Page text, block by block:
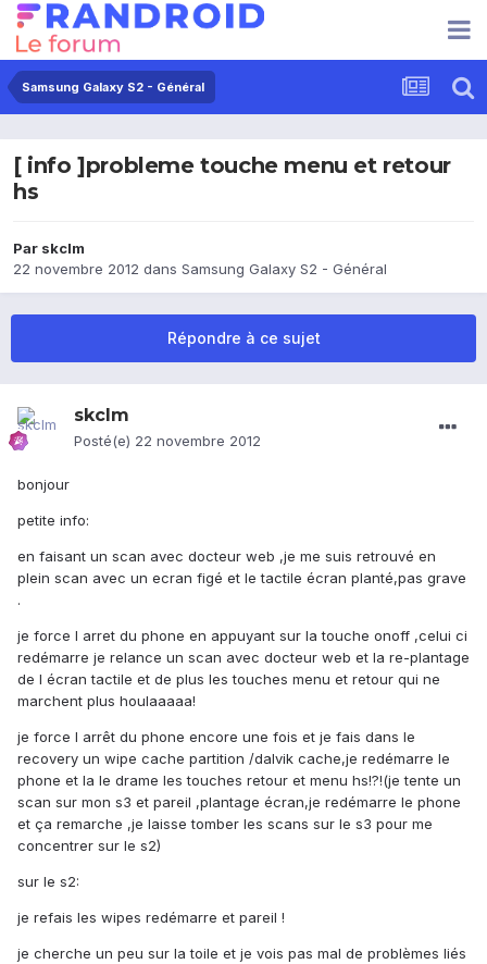
Samsung Galaxy S2 - Général
[ info ]probleme touche menu et retour
hs
Par skclm
22 novembre 2012 dans Samsung Galaxy S2 - Général
Répondre à ce sujet
skclm
Posté(e) 22 novembre 2012
bonjour
petite info:
en faisant un scan avec docteur web ,je me suis retrouvé en
plein scan avec un ecran figé et le tactile écran planté,pas grave
.
je force l arret du phone en appuyant sur la touche onoff ,celui ci
redémarre je relance un scan avec docteur web et la re-plantage
de l écran tactile et de plus les touches menu et retour qui ne
marchent plus houlaaaaa!
je force l arrêt du phone encore une fois et je fais dans le
recovery un wipe cache partition /dalvik cache,je redémarre le
phone et la le drame les touches retour et menu hs!?!(je tente un
scan sur mon s3 et pareil ,plantage écran,je redémarre le phone
et ça remarche ,je laisse tomber les scans sur le s3 pour me
concentrer sur le s2)
sur le s2:
je refais les wipes redémarre et pareil !
je cherche un peu sur la toile et je vois pas mal de problèmes liés